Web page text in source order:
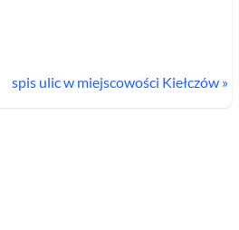
spis ulic w miejscowości Kiełczów »